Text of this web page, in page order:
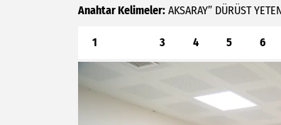
Anahtar Kelimeler: AKSARAY” DÜRÜST
1 3 4 5 6